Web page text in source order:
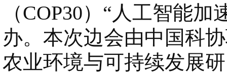
（COP30）“人工智能
办。本次边会由中国科
农业环境与可持续发展